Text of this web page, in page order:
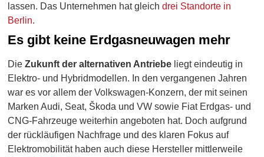
lassen. Das Unternehmen hat gleichdrei Standorte in
Berlin.
Es gibt keine Erdgasneuwagen mehr
DieZukunft der alternativen Antriebe liegt eindeutig in
Elektro- und Hybridmodellen. In den vergangenen Jahren
war es vor allem der Volkswagen-Konzern, der mit seinen
Marken Audi, Seat, Škoda und VW sowie Fiat Erdgas- und
CNG-Fahrzeuge weiterhin angeboten hat. Doch aufgrund
der rückläufigen Nachfrage und des klaren Fokus auf
Elektromobilität haben auch diese Hersteller mittlerweile